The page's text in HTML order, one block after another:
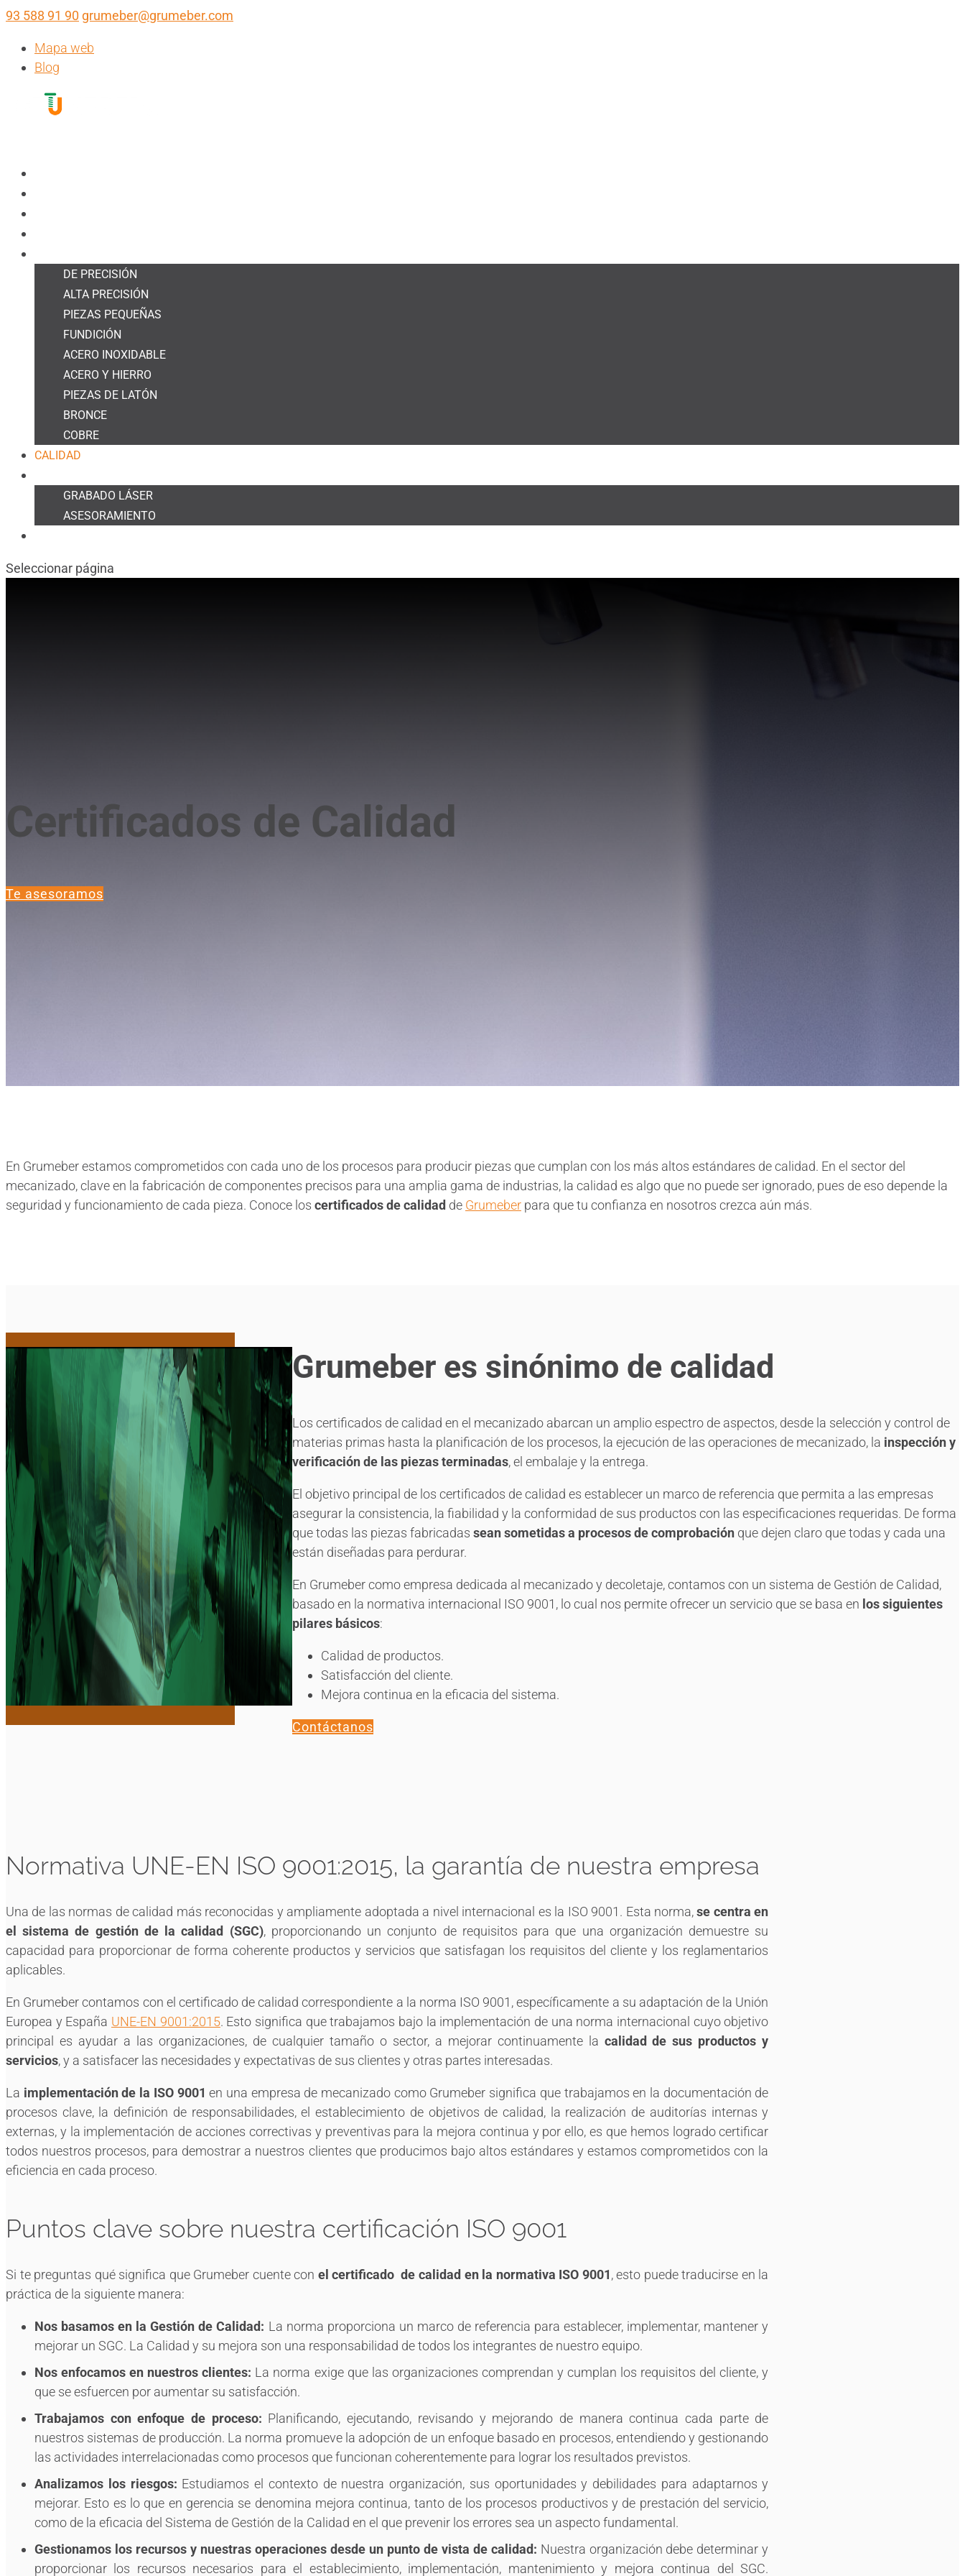
93 588 91 90 grumeber@grumeber.com
Mapa web
Blog
DE PRECISIÓN
ALTA PRECISIÓN
PIEZAS PEQUEÑAS
FUNDICIÓN
ACERO INOXIDABLE
ACERO Y HIERRO
PIEZAS DE LATÓN
BRONCE
COBRE
CALIDAD
GRABADO LÁSER
ASESORAMIENTO
Seleccionar página
Certificados de Calidad
Te asesoramos
En Grumeber estamos comprometidos con cada uno de los procesos para producir piezas que cumplan con los más altos estándares de calidad. En el sector del
mecanizado, clave en la fabricación de componentes precisos para una amplia gama de industrias, la calidad es algo que no puede ser ignorado, pues de eso depende la
seguridad y funcionamiento de cada pieza. Conoce los certificados de calidad de Grumeber para que tu confianza en nosotros crezca aún más.
Grumeber es sinónimo de calidad
Los certificados de calidad en el mecanizado abarcan un amplio espectro de aspectos, desde la selección y control de
materias primas hasta la planificación de los procesos, la ejecución de las operaciones de mecanizado, la inspección y
verificación de las piezas terminadas, el embalaje y la entrega.
El objetivo principal de los certificados de calidad es establecer un marco de referencia que permita a las empresas
asegurar la consistencia, la fiabilidad y la conformidad de sus productos con las especificaciones requeridas. De forma
que todas las piezas fabricadas sean sometidas a procesos de comprobaciónque dejen claro que todas y cada una
están diseñadas para perdurar.
En Grumeber como empresa dedicada al mecanizado y decoletaje, contamos con un sistema de Gestión de Calidad,
basado en la normativa internacional ISO 9001, lo cual nos permite ofrecer un servicio que se basa en los siguientes
pilares básicos:
Calidad de productos.
Satisfacción del cliente.
Mejora continua en la eficacia del sistema.
Contáctanos
Normativa UNE-EN ISO 9001:2015, la garantía de nuestra empresa
Una de las normas de calidad más reconocidas y ampliamente adoptada a nivel internacional es la ISO 9001. Esta norma,se centra en
el sistema de gestión de la calidad (SGC), proporcionando un conjunto de requisitos para que una organización demuestre su
capacidad para proporcionar de forma coherente productos y servicios que satisfagan los requisitos del cliente y los reglamentarios
aplicables.
En Grumeber contamos con el certificado de calidad correspondiente a la norma ISO 9001, específicamente a su adaptación de la Unión
Europea y España UNE-EN 9001:2015. Esto significa que trabajamos bajo la implementación de una norma internacional cuyo objetivo
principal es ayudar a las organizaciones, de cualquier tamaño o sector, a mejorar continuamente la calidad de sus productos y
servicios, y a satisfacer las necesidades y expectativas de sus clientes y otras partes interesadas.
La implementación de la ISO 9001 en una empresa de mecanizado como Grumeber significa que trabajamos en la documentación de
procesos clave, la definición de responsabilidades, el establecimiento de objetivos de calidad, la realización de auditorías internas y
externas, y la implementación de acciones correctivas y preventivas para la mejora continua y por ello, es que hemos logrado certificar
todos nuestros procesos, para demostrar a nuestros clientes que producimos bajo altos estándares y estamos comprometidos con la
eficiencia en cada proceso.
Puntos clave sobre nuestra certificación ISO 9001
Si te preguntas qué significa que Grumeber cuente con el certificado de calidad en la normativa ISO 9001, esto puede traducirse en la
práctica de la siguiente manera:
Nos basamos en la Gestión de Calidad: La norma proporciona un marco de referencia para establecer, implementar, mantener y
mejorar un SGC. La Calidad y su mejora son una responsabilidad de todos los integrantes de nuestro equipo.
Nos enfocamos en nuestros clientes: La norma exige que las organizaciones comprendan y cumplan los requisitos del cliente, y
que se esfuercen por aumentar su satisfacción.
Trabajamos con enfoque de proceso: Planificando, ejecutando, revisando y mejorando de manera continua cada parte de
nuestros sistemas de producción. La norma promueve la adopción de un enfoque basado en procesos, entendiendo y gestionando
las actividades interrelacionadas como procesos que funcionan coherentemente para lograr los resultados previstos.
Analizamos los riesgos: Estudiamos el contexto de nuestra organización, sus oportunidades y debilidades para adaptarnos y
mejorar. Esto es lo que en gerencia se denomina mejora continua, tanto de los procesos productivos y de prestación del servicio,
como de la eficacia del Sistema de Gestión de la Calidad en el que prevenir los errores sea un aspecto fundamental.
Gestionamos los recursos y nuestras operaciones desde un punto de vista de calidad: Nuestra organización debe determinar y
proporcionar los recursos necesarios para el establecimiento, implementación, mantenimiento y mejora continua del SGC.